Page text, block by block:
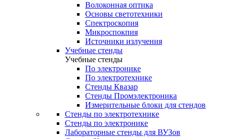
Волоконная оптика
Основы светотехники
Спектроскопия
Микроспокпия
Источники излучения
Учебные стенды
Учебные стенды
По электронике
По электротехнике
Стенды Квазар
Стенды Промэлектроника
Измерительные блоки для стендов
Стенды по электротехнике
Стенды по электронике
Лабораторные стенды для ВУЗов